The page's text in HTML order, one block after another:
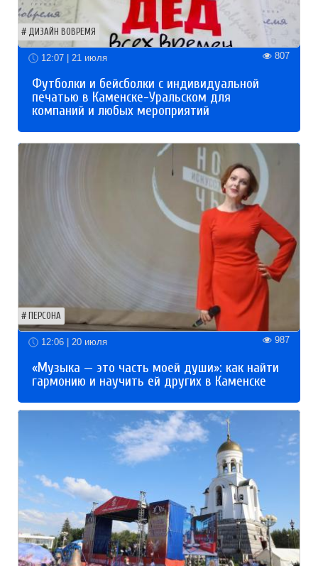
ДИЗАЙН ВОВРЕМЯ
12:07 | 21 июля 807
Футболки и бейсболки с индивидуальной
печатью в Каменске-Уральском для
компаний и любых мероприятий
ПЕРСОНА
12:06 | 20 июля 987
«Музыка — это часть моей души»: как найти
гармонию и научить ей других в Каменске